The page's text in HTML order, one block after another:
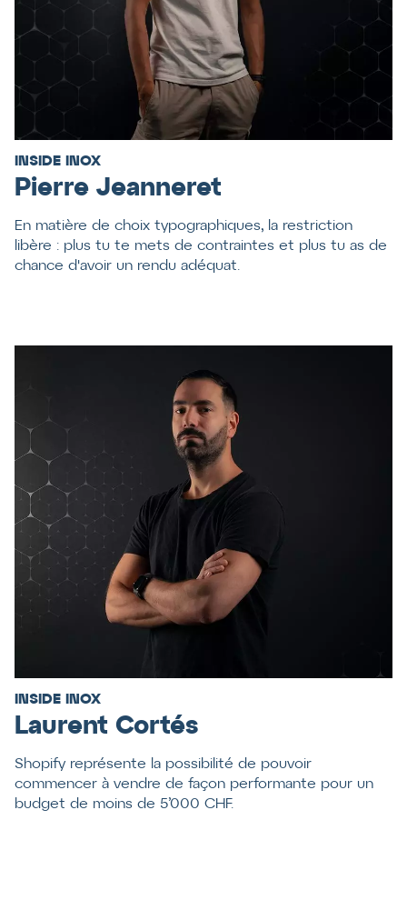
INSIDE INOX
Pierre Jeanneret
En matière de choix typographiques, la restriction
libère : plus tu te mets de contraintes et plus tu as de
chance d'avoir un rendu adéquat.
INSIDE INOX
Laurent Cortés
Shopify représente la possibilité de pouvoir
commencer à vendre de façon performante pour un
budget de moins de 5’000 CHF.